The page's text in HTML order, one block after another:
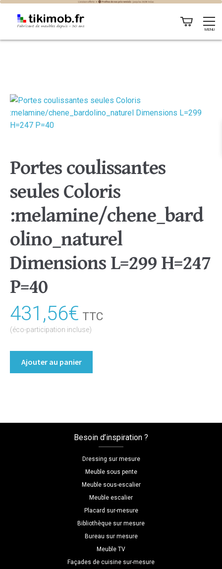
MENU
Portes coulissantes
seules Coloris
:melamine/chene_bard
olino_naturel
Dimensions L=299 H=247
P=40
431,56€ TTC
(éco-participation incluse)
Ajouter au panier
Besoin d’inspiration ?
Dressing sur mesure
Meuble sous pente
Meuble sous-escalier
Meuble escalier
Placard sur-mesure
Bibliothèque sur mesure
Bureau sur mesure
Meuble TV
Façades de cuisine sur-mesure